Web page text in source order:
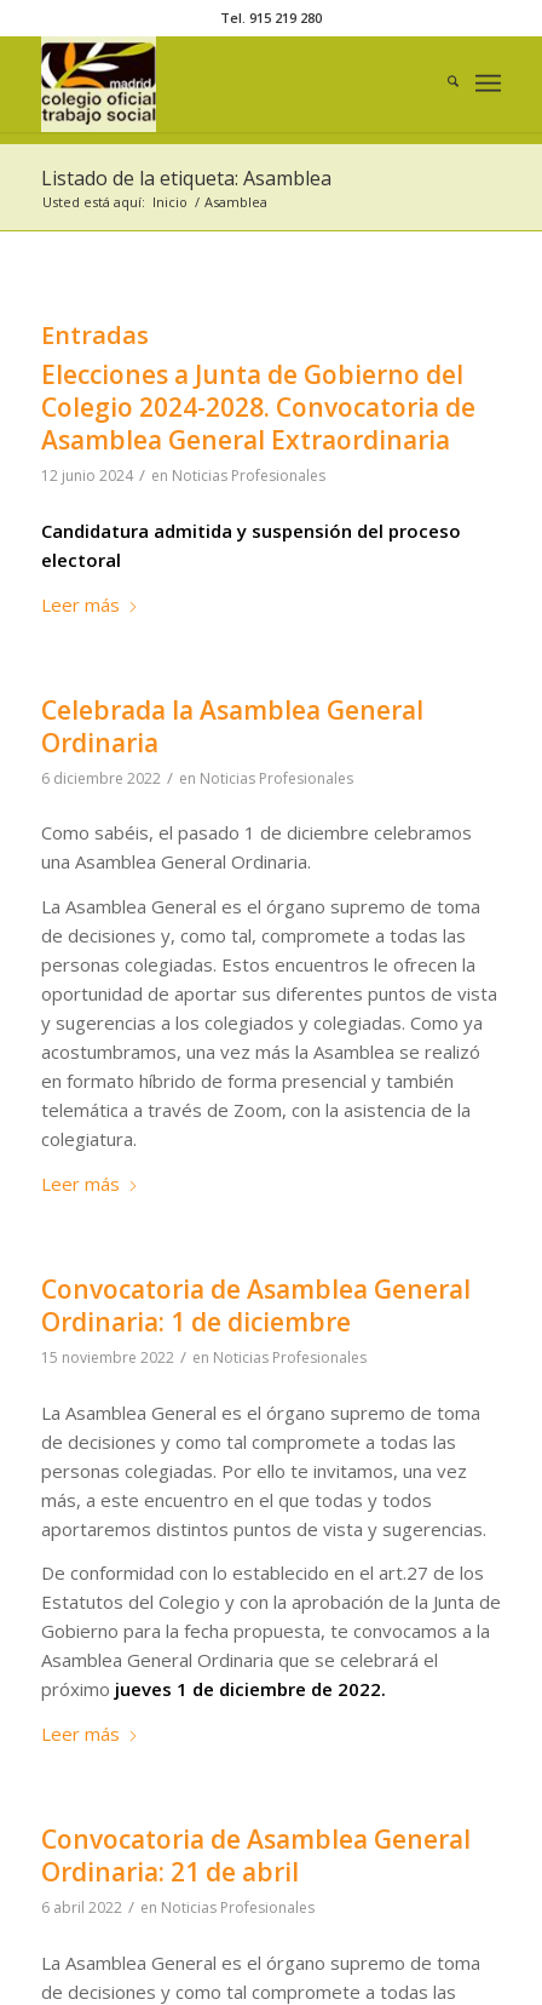
Tel. 915 219 280
Listado de la etiqueta: Asamblea
Usted está aquí: Inicio / Asamblea
Entradas
Elecciones a Junta de Gobierno del
Colegio 2024-2028. Convocatoria de
Asamblea General Extraordinaria
12 junio 2024 / en Noticias Profesionales
Candidatura admitida y suspensión del proceso
electoral
Leer más
Celebrada la Asamblea General
Ordinaria
6 diciembre 2022 / en Noticias Profesionales
Como sabéis, el pasado 1 de diciembre celebramos
una Asamblea General Ordinaria.
La Asamblea General es el órgano supremo de toma
de decisiones y, como tal, compromete a todas las
personas colegiadas. Estos encuentros le ofrecen la
oportunidad de aportar sus diferentes puntos de vista
y sugerencias a los colegiados y colegiadas. Como ya
acostumbramos, una vez más la Asamblea se realizó
en formato híbrido de forma presencial y también
telemática a través de Zoom, con la asistencia de la
colegiatura.
Leer más
Convocatoria de Asamblea General
Ordinaria: 1 de diciembre
15 noviembre 2022 / en Noticias Profesionales
La Asamblea General es el órgano supremo de toma
de decisiones y como tal compromete a todas las
personas colegiadas. Por ello te invitamos, una vez
más, a este encuentro en el que todas y todos
aportaremos distintos puntos de vista y sugerencias.
De conformidad con lo establecido en el art.27 de los
Estatutos del Colegio y con la aprobación de la Junta de
Gobierno para la fecha propuesta, te convocamos a la
Asamblea General Ordinaria que se celebrará el
próximo jueves 1 de diciembre de 2022.
Leer más
Convocatoria de Asamblea General
Ordinaria: 21 de abril
6 abril 2022 / en Noticias Profesionales
La Asamblea General es el órgano supremo de toma
de decisiones y como tal compromete a todas las